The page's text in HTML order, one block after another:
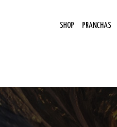
SHOP PRANCHAS